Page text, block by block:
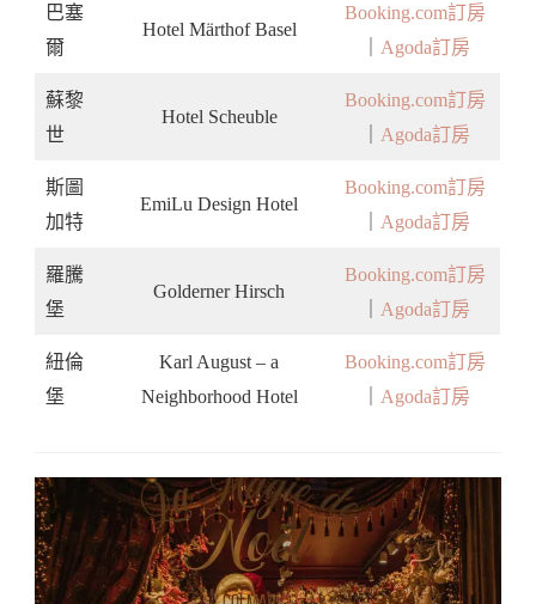
巴塞
爾
Hotel Märthof Basel
Booking.com訂房
Agoda訂房
蘇黎
世
Hotel Scheuble
Booking.com訂房
Agoda訂房
斯圖
加特
EmiLu Design Hotel
Booking.com訂房
Agoda訂房
羅騰
堡
Golderner Hirsch
Booking.com訂房
Agoda訂房
紐倫
堡
Karl August – a
Neighborhood Hotel
Booking.com訂房
Agoda訂房